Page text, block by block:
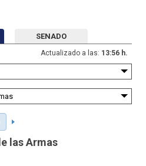
SENADO
Actualizado a las: 13:56 h.
las Armas